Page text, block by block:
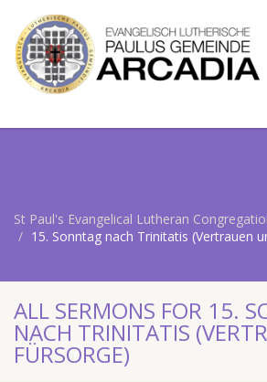
St Paul's Evangelical Lutheran
15. Sonntag nach Trinitatis (Vertrauen
ALL SERMONS FOR 15.
NACH TRINITATIS
FÜRSORGE)